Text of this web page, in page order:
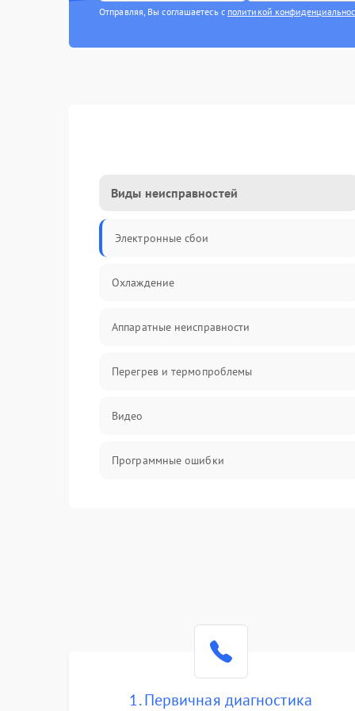
Отправляя, Вы соглашаетесь с политикой
Виды неисправностей
Электронные сбои
Охлаждение
Аппаратные неисправности
Перегрев и термопроблемы
Видео
Программные ошибки
Электронные компоненты
1. Первичная диагностика